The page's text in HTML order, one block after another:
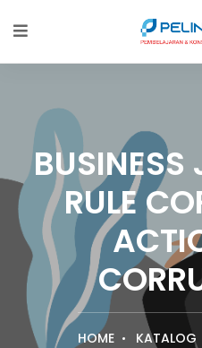
BUSINESS
RULE
HOME KATALOG